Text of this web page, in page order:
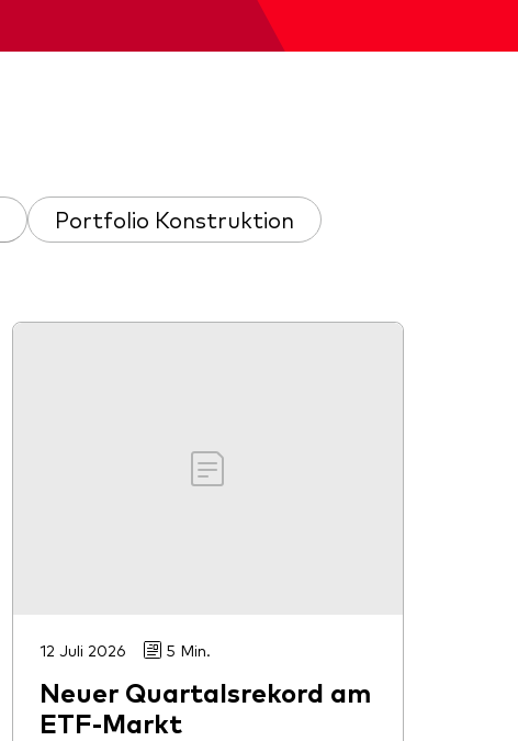
Portfolio Konstruktion
12 Juli 2026 5 Min.
Neuer Quartalsrekord am
ETF-Markt